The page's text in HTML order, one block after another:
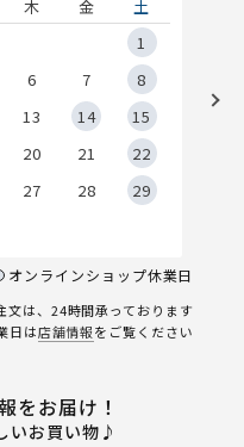
木 金
土
1
6 7
8
13 14
15
20 21
22
27 28
29
オンラインショップ休業日
は、24時間承っております
日は店舗情報をご覧ください
をお届け！
いお買い物♪